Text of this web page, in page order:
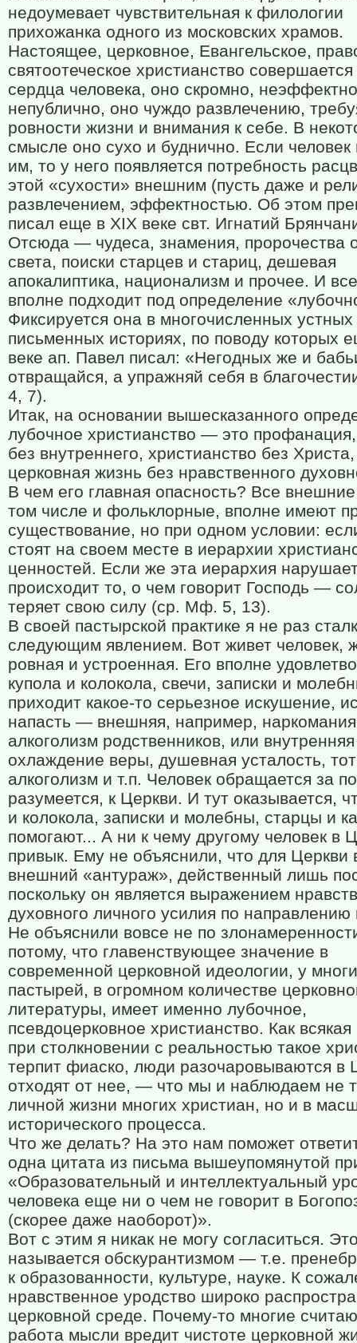
недоумевает чувствительная к филологии
прихожанка одного из московских храмов.
Настоящее, церковное, Евангельское,
святоотеческое христианство
сердца человека, оно скромно,
непублично, оно чуждо развлечению,
ровности жизни и внимания к себе. В
смысле оно сухо и буднично. Если человек
им, то у него появляется потребность
этой «сухости» внешним (пусть даже и
развлечением, эффектностью. Об этом
писал еще в XIX веке свт. Игнатий
Отсюда — чудеса, знамения, пророчества
света, поиски старцев и стариц, дешевая
апокалиптика, национализм и прочее. И
вполне подходит под определение
Фиксируется она в многочисленных устных
письменных историях, по поводу которых
веке ап. Павел писал: «Негодных же и
отвращайся, а упражняй себя в
4, 7).
Итак, на основании вышесказанного
лубочное христианство — это
без внутреннего, христианство без Христа,
церковная жизнь без нравственного
В чем его главная опасность? Все
том числе и фольклорные, вполне имеют
существование, но при одном условии:
стоят на своем месте в иерархии
ценностей. Если же эта иерархия
происходит то, о чем говорит Господь —
теряет свою силу (ср. Мф. 5, 13).
В своей пастырской практике я не раз
следующим явлением. Вот живет человек,
ровная и устроенная. Его вполне
купола и колокола, свечи, записки и
приходит какое-то серьезное искушение,
напасть — внешняя, например,
алкоголизм родственников, или
охлаждение веры, душевная усталость,
алкоголизм и т.п. Человек обращается за
разумеется, к Церкви. И тут оказывается,
и колокола, записки и молебны, старцы и
помогают... А ни к чему другому человек в
привык. Ему не объяснили, что для Церкви
внешний «антураж», действенный лишь
поскольку он является выражением
духовного личного усилия по направлению
Не объяснили вовсе не по
потому, что главенствующее значение в
современной церковной идеологии, у
пастырей, в огромном количестве
литературы, имеет именно лубочное,
псевдоцерковное христианство. Как
при столкновении с реальностью такое
терпит фиаско, люди разочаровываются в
отходят от нее, — что мы и наблюдаем не
личной жизни многих христиан, но и в
исторического процесса.
Что же делать? На это нам поможет
одна цитата из письма вышеупомянутой
«Образовательный и интеллектуальный
человека еще ни о чем не говорит в
(скорее даже наоборот)».
Вот с этим я никак не могу согласиться.
называется обскурантизмом — т.е.
к образованности, культуре, науке. К
нравственное уродство широко
церковной среде. Почему-то многие
работа мысли вредит чистоте церковной